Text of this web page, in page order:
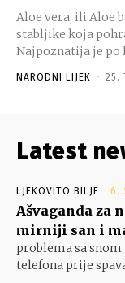
Aloe vera, ili Aloe
stabljike koja
Najpoznatija je po
NARODNI LIJEK - 25.
Latest
LJEKOVITO BILJE 6.
Ašvaganda za
mirniji san i
problema sa
telefona prije